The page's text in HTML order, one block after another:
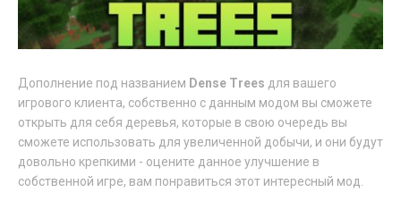
Дополнение под названием Dense Trees для вашего
игрового клиента, собственно с данным модом вы сможете
открыть для себя деревья, которые в свою очередь вы
сможете использовать для увеличенной добычи, и они будут
довольно крепкими - оцените данное улучшение в
собственной игре, вам понравиться этот интересный мод.